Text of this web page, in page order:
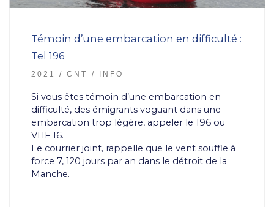
Témoin d’une embarcation en difficulté :
Tel 196
2021 CNT INFO
Si vous êtes témoin d’une embarcation en
difficulté, des émigrants voguant dans une
embarcation trop légère, appeler le 196 ou
VHF 16.
Le courrier joint, rappelle que le vent souffle à
force 7, 120 jours par an dans le détroit de la
Manche.